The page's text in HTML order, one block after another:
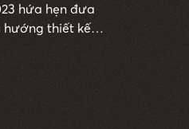
hứa hẹn đưa
hướng thiết kế